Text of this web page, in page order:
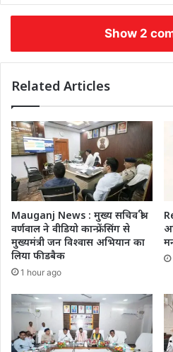
Show 2
Related Articles
Mauganj News : मुख्य सचिव श्री
वर्णवाल ने वीडियो कान्फ्रेंसिंग से
मुख्यमंत्री जन विश्वास अभियान का
लिया फीडबैक
1 hour ago